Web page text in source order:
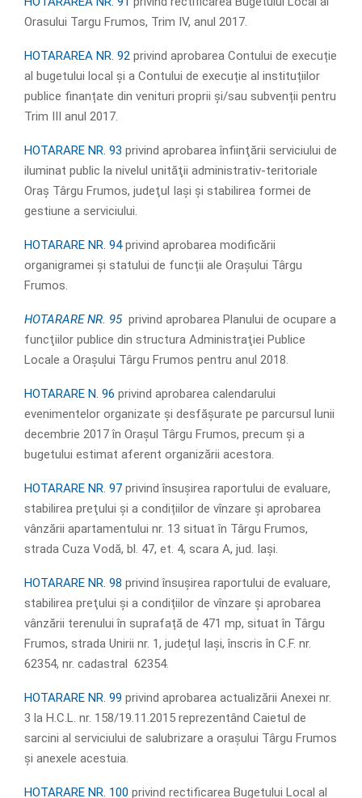
Orasului Targu Frumos, Trim IV, anul 2017.
HOTARAREA NR. 92 privind aprobarea Contului de execuție
al bugetului local și a Contului de execuție al instituțiilor
publice finanțate din venituri proprii și/sau subvenții pentru
Trim III anul 2017.
HOTARARE NR. 93 privind aprobarea înfiinţării serviciului de
iluminat public la nivelul unităţii administrativ-teritoriale
Oraș Târgu Frumos, judeţul Iaşi și stabilirea formei de
gestiune a serviciului.
HOTARARE NR. 94privind aprobarea modificării
organigramei și statului de funcții ale Orașului Târgu
Frumos.
HOTARARE NR. 95 privind aprobarea Planului de ocupare a
funcţiilor publice din structura Administraţiei Publice
Locale a Oraşului Târgu Frumos pentru anul 2018.
HOTARARE N. 96 privind aprobarea calendarului
evenimentelor organizate și desfășurate pe parcursul lunii
decembrie 2017 în Orașul Târgu Frumos, precum și a
bugetului estimat aferent organizării acestora.
HOTARARE NR. 97 privind însuşirea raportului de evaluare,
stabilirea preţului și a condițiilor de vînzare și aprobarea
vânzării apartamentului nr. 13 situat în Târgu Frumos,
strada Cuza Vodă, bl. 47, et. 4, scara A, jud. Iaşi.
HOTARARE NR. 98 privind însuşirea raportului de evaluare,
stabilirea preţului și a condițiilor de vînzare și aprobarea
vânzării terenului în suprafață de 471 mp, situat în Târgu
Frumos, strada Unirii nr. 1, județul Iași, înscris în C.F. nr.
62354, nr. cadastral 62354.
HOTARARE NR. 99 privind aprobarea actualizării Anexei nr.
3 la H.C.L. nr. 158/19.11.2015 reprezentând Caietul de
sarcini al serviciului de salubrizare a oraşului Târgu Frumos
şi anexele acestuia.
HOTARARE NR. 100 privind rectificarea Bugetului Local al